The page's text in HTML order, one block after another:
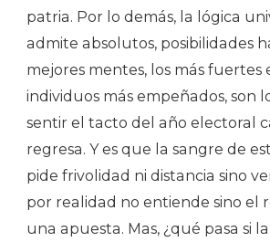
patria. Por lo demás, la lógica
admite absolutos, posibilidades
mejores mentes, los más fuertes
individuos más empeñados, son
sentir el tacto del año electoral
regresa. Y es que la sangre de
pide frivolidad ni distancia sino
por realidad no entiende sino el
una apuesta. Mas, ¿qué pasa si